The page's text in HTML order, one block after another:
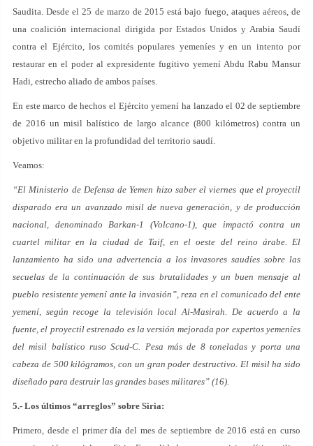
Saudita. Desde el 25 de marzo de 2015 está bajo fuego, ataques aéreos, de
una coalición internacional dirigida por Estados Unidos y Arabia Saudí
contra el Ejército, los comités populares yemeníes y en un intento por
restaurar en el poder al expresidente fugitivo yemení Abdu Rabu Mansur
Hadi, estrecho aliado de ambos países.
En este marco de hechos el Ejército yemení ha lanzado el 02 de septiembre
de 2016 un misil balístico de largo alcance (800 kilómetros) contra un
objetivo militar en la profundidad del territorio saudí.
Veamos:
“El Ministerio de Defensa de Yemen hizo saber el viernes que el proyectil
disparado era un avanzado misil de nueva generación, y de producción
nacional, denominado Barkan-1 (Volcano-1), que impactó contra un
cuartel militar en la ciudad de Taif, en el oeste del reino árabe. El
lanzamiento ha sido una advertencia a los invasores saudíes sobre las
secuelas de la continuación de sus brutalidades y un buen mensaje al
pueblo resistente yemení ante la invasión”, reza en el comunicado del ente
yemení, según recoge la televisión local Al-Masirah. De acuerdo a la
fuente, el proyectil estrenado es la versión mejorada por expertos yemeníes
del misil balístico ruso Scud-C. Pesa más de 8 toneladas y porta una
cabeza de 500 kilógramos, con un gran poder destructivo. El misil ha sido
diseñado para destruir las grandes bases militares” (16).
5.- Los últimos “arreglos” sobre Siria:
Primero, desde el primer día del mes de septiembre de 2016 está en curso